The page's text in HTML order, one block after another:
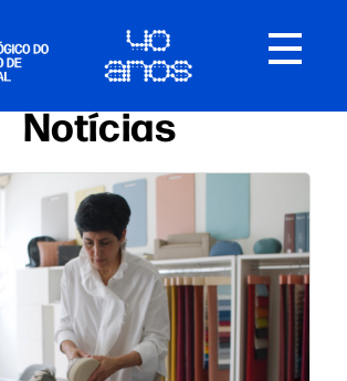
Toggle
Notícias